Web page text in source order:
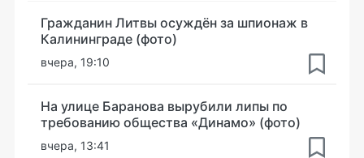
Гражданин Литвы осуждён за шпионаж в
Калининграде (фото)
вчера, 19:10
На улице Баранова вырубили липы по
требованию общества «Динамо» (фото)
вчера, 13:41